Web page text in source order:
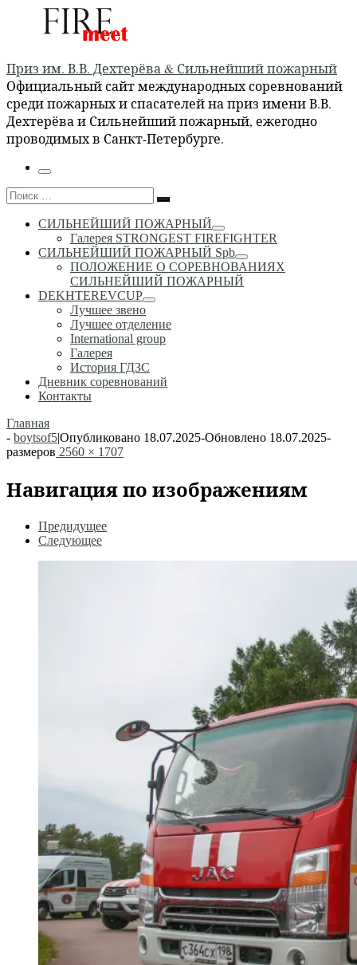
Приз им. В.В. Дехтерёва & Сильнейший пожарный
Официальный сайт международных соревнований
среди пожарных и спасателей на приз имени В.В.
Дехтерёва и Сильнейший пожарный, ежегодно
проводимых в Санкт-Петербурге.
Меню
Поиск
Поиск
…
СИЛЬНЕЙШИЙ ПОЖАРНЫЙ
Галерея STRONGEST FIREFIGHTER
СИЛЬНЕЙШИЙ ПОЖАРНЫЙ Spb
ПОЛОЖЕНИЕ О СОРЕВНОВАНИЯХ
СИЛЬНЕЙШИЙ ПОЖАРНЫЙ
DEKHTEREVCUP
Лучшее звено
Лучшее отделение
International group
Галерея
История ГДЗС
Дневник соревнований
Контакты
Главная
- boytsof5|Опубликовано 18.07.2025-Обновлено 18.07.2025-
размеров 2560 × 1707
Навигация по изображениям
Предидущее
Следующее